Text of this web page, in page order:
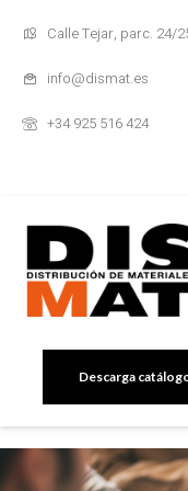
Calle Tejar, parc. 24/
info@dismat.es
+34 925 516 424
Descarga